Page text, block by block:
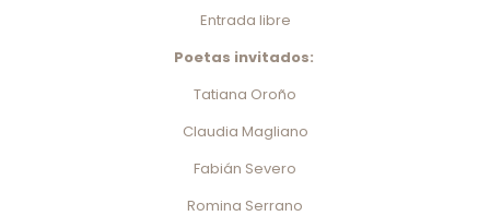
Entrada libre
Poetas invitados:
Tatiana Oroño
Claudia Magliano
Fabián Severo
Romina Serrano